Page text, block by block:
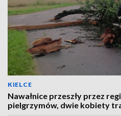
KIELCE
Nawałnice przeszły przez
pielgrzymów, dwie kobiety